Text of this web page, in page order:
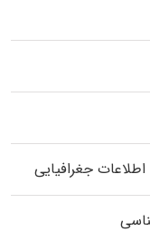
جغرافیایی